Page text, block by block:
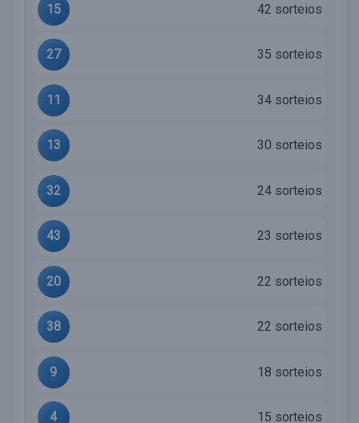
15 42 sorteios
27 35 sorteios
11 34 sorteios
13 30 sorteios
32 24 sorteios
43 23 sorteios
20 22 sorteios
38 22 sorteios
9 18 sorteios
4 15 sorteios